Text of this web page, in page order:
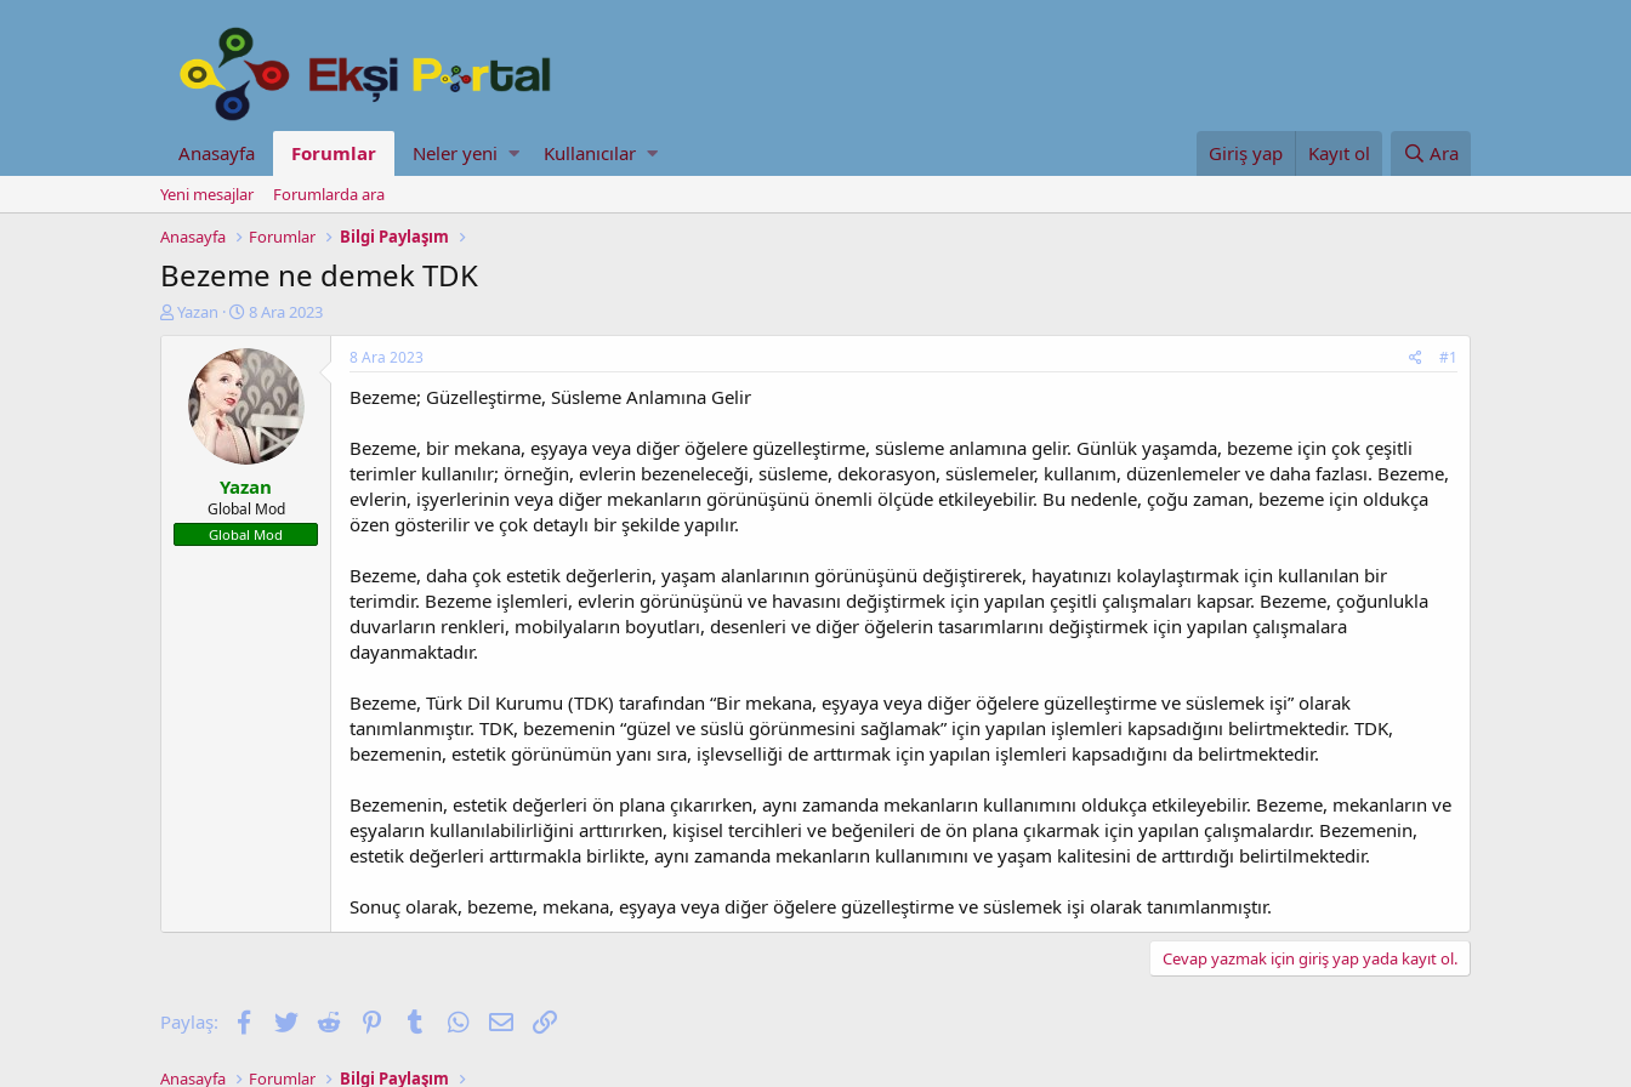
Anasayfa Forumlar Neler yeni Kullanıcılar Giriş yap Kayıt ol Ara
Yeni mesajlar
Forumlarda ara
Anasayfa
Forumlar Bilgi Paylaşım
Bezeme ne demek TDK
K
a
t
Yazan
B
ş
l
a
n
g
ı
ç
t
a
r
8 Ara 2023
Yazan
Global Mod
Global Mod
8 Ara 2023 #1
Bezeme; Güzelleştirme, Süsleme Anlamına Gelir
Bezeme, bir mekana, eşyaya veya diğer öğelere güzelleştirme, süsleme anlamına gelir. Günlük yaşamda, bezeme için çok çeşitli
terimler kullanılır; örneğin, evlerin bezeneleceği, süsleme, dekorasyon, süslemeler, kullanım, düzenlemeler ve daha fazlası. Bezeme,
evlerin, işyerlerinin veya diğer mekanların görünüşünü önemli ölçüde etkileyebilir. Bu nedenle, çoğu zaman, bezeme için oldukça
özen gösterilir ve çok detaylı bir şekilde yapılır.
Bezeme, daha çok estetik değerlerin, yaşam alanlarının görünüşünü değiştirerek, hayatınızı kolaylaştırmak için kullanılan bir
terimdir. Bezeme işlemleri, evlerin görünüşünü ve havasını değiştirmek için yapılan çeşitli çalışmaları kapsar. Bezeme, çoğunlukla
duvarların renkleri, mobilyaların boyutları, desenleri ve diğer öğelerin tasarımlarını değiştirmek için yapılan çalışmalara
dayanmaktadır.
Bezeme, Türk Dil Kurumu (TDK) tarafından “Bir mekana, eşyaya veya diğer öğelere güzelleştirme ve süslemek işi” olarak
tanımlanmıştır. TDK, bezemenin “güzel ve süslü görünmesini sağlamak” için yapılan işlemleri kapsadığını belirtmektedir. TDK,
bezemenin, estetik görünümün yanı sıra, işlevselliği de arttırmak için yapılan işlemleri kapsadığını da belirtmektedir.
Bezemenin, estetik değerleri ön plana çıkarırken, aynı zamanda mekanların kullanımını oldukça etkileyebilir. Bezeme, mekanların ve
eşyaların kullanılabilirliğini arttırırken, kişisel tercihleri ve beğenileri de ön plana çıkarmak için yapılan çalışmalardır. Bezemenin,
estetik değerleri arttırmakla birlikte, aynı zamanda mekanların kullanımını ve yaşam kalitesini de arttırdığı belirtilmektedir.
Sonuç olarak, bezeme, mekana, eşyaya veya diğer öğelere güzelleştirme ve süslemek işi olarak tanımlanmıştır.
Cevap yazmak için giriş yap yada kayıt ol.
Paylaş: Facebook
Twitter Reddit PinterestTumblrWhatsApp
E-postaLink
Anasayfa Forumlar Bilgi Paylaşım